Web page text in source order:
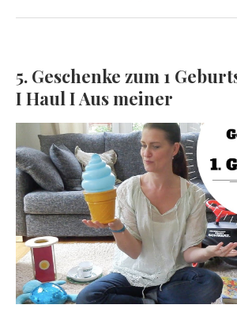
5. Geschenke zum 1
I Haul I Aus meiner